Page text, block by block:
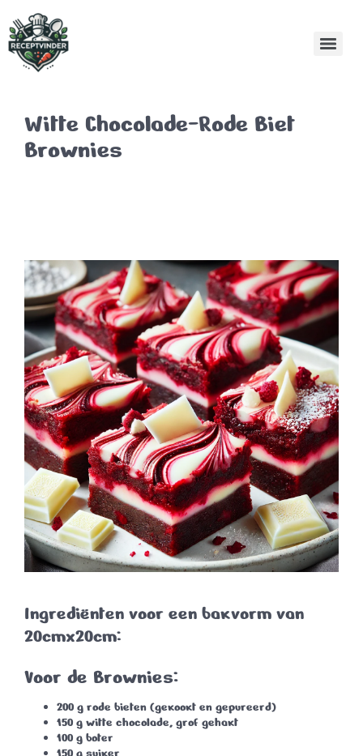
Witte Chocolade-Rode Biet
Brownies
Ingrediënten voor een bakvorm van
20cmx20cm:
Voor de Brownies:
200 g rode bieten (gekookt en gepureerd)
150 g witte chocolade, grof gehakt
100 g boter